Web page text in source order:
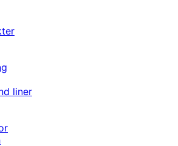
liner